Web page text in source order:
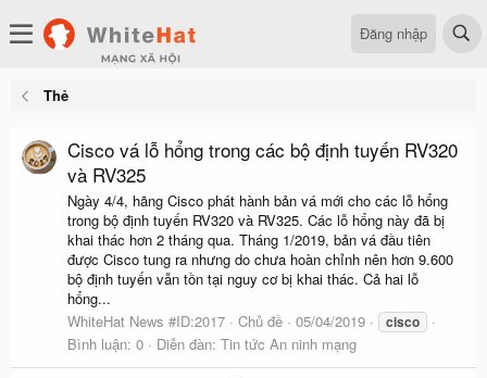
Đăng nhập
Thẻ
Cisco vá lỗ hổng trong các bộ định tuyến RV320
và RV325
Ngày 4/4, hãng Cisco phát hành bản vá mới cho các lỗ hổng
trong bộ định tuyến RV320 và RV325. Các lỗ hổng này đã bị
khai thác hơn 2 tháng qua. Tháng 1/2019, bản vá đầu tiên
được Cisco tung ra nhưng do chưa hoàn chỉnh nên hơn 9.600
bộ định tuyến vẫn tồn tại nguy cơ bị khai thác. Cả hai lỗ
hổng...
WhiteHat News #ID:2017
Chủ đề 05/04/2019 cisco
Bình luận: 0 Diễn đàn: Tin tức An ninh mạng